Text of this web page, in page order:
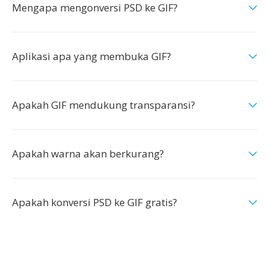
Mengapa mengonversi PSD ke GIF?
Aplikasi apa yang membuka GIF?
Apakah GIF mendukung transparansi?
Apakah warna akan berkurang?
Apakah konversi PSD ke GIF gratis?